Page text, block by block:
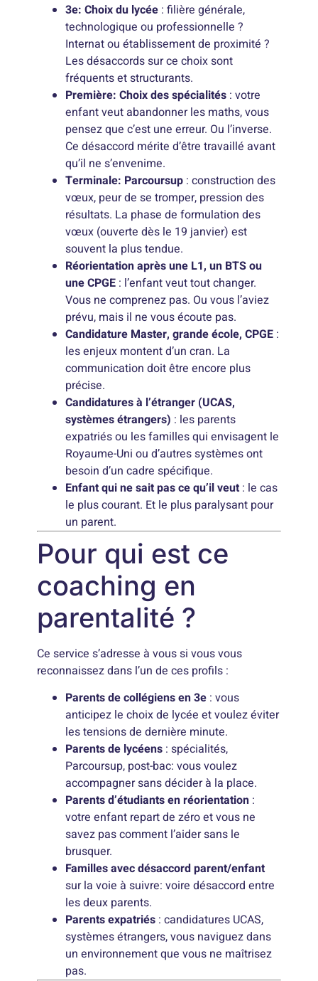
3e: Choix du lycée : filière générale,
technologique ou professionnelle ?
Internat ou établissement de proximité ?
Les désaccords sur ce choix sont
fréquents et structurants.
Première: Choix des spécialités : votre
enfant veut abandonner les maths, vous
pensez que c’est une erreur. Ou l’inverse.
Ce désaccord mérite d’être travaillé avant
qu’il ne s’envenime.
Terminale: Parcoursup : construction des
vœux, peur de se tromper, pression des
résultats. La phase de formulation des
vœux (ouverte dès le 19 janvier) est
souvent la plus tendue.
Réorientation après une L1, un BTS ou
une CPGE : l’enfant veut tout changer.
Vous ne comprenez pas. Ou vous l’aviez
prévu, mais il ne vous écoute pas.
Candidature Master, grande école, CPGE :
les enjeux montent d’un cran. La
communication doit être encore plus
précise.
Candidatures à l’étranger (UCAS,
systèmes étrangers) : les parents
expatriés ou les familles qui envisagent le
Royaume-Uni ou d’autres systèmes ont
besoin d’un cadre spécifique.
Enfant qui ne sait pas ce qu’il veut : le cas
le plus courant. Et le plus paralysant pour
un parent.
Pour qui est ce
coaching en
parentalité ?
Ce service s’adresse à vous si vous vous
reconnaissez dans l’un de ces profils :
Parents de collégiens en 3e : vous
anticipez le choix de lycée et voulez éviter
les tensions de dernière minute.
Parents de lycéens : spécialités,
Parcoursup, post-bac: vous voulez
accompagner sans décider à la place.
Parents d’étudiants en réorientation :
votre enfant repart de zéro et vous ne
savez pas comment l’aider sans le
brusquer.
Familles avec désaccord parent/enfant
sur la voie à suivre: voire désaccord entre
les deux parents.
Parents expatriés : candidatures UCAS,
systèmes étrangers, vous naviguez dans
un environnement que vous ne maîtrisez
pas.